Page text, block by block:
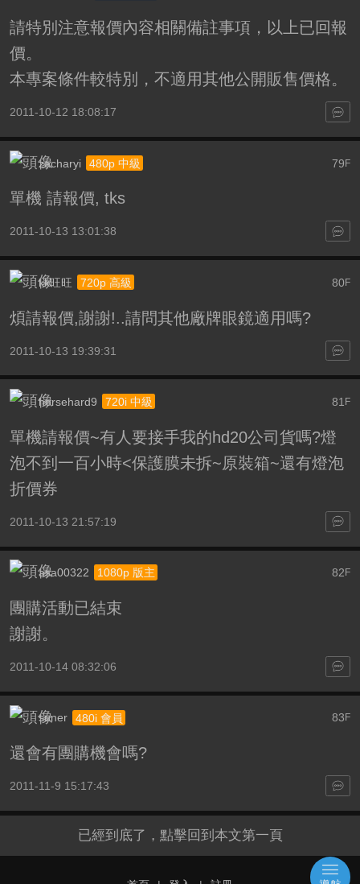
請特別注意報價內容相關備註事項，以上已回報
價。
本專案條件較特別，不適用其他公開販售價格。
2011-10-12 18:08:17
79F
zacharyi 480p 中級
單機 請報價, tks
2011-10-13 13:01:38
80F
kk旺旺 720p 高級
煩請報價,謝謝!..請問其他廠牌眼鏡適用嗎?
2011-10-13 19:39:31
81 F
horsehard9 720i 中級
單機請報價~有人要接手我的hd20公司貨嗎?燈
泡不到一百小時<保護膜未拆~原裝箱~還有燈泡
折價券
2011-10-13 21:57:19
82 F
asa00322 1080p 版主
團購活動已結束
謝謝。
2011-10-14 08:32:06
83 F
suner 480i 會員
還會有團購機會嗎?
2011-11-9 15:17:43
已經到底了，點擊回到本文第一頁